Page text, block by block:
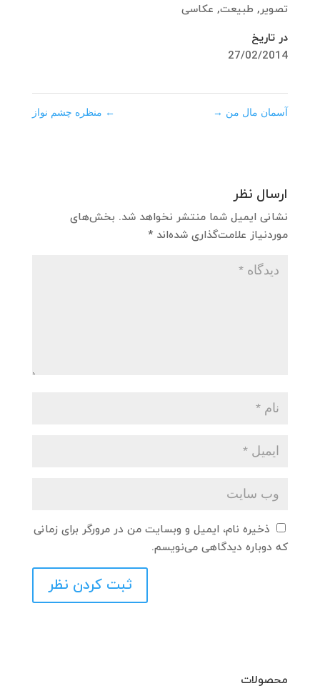
تصویر, طبیعت, عکاسی
در تاریخ
27/02/2014
← منظره چشم نواز آسمان مال من →
ارسال نظر
نشانی ایمیل شما منتشر نخواهد شد. بخش‌های
موردنیاز علامت‌گذاری شده‌اند *
ذخیره نام، ایمیل و وبسایت من در مرورگر برای زمانی
که دوباره دیدگاهی می‌نویسم.
محصولات